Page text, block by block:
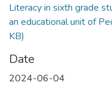
Literacy in sixth grade
an educational unit of
KB)
Date
2024-06-04